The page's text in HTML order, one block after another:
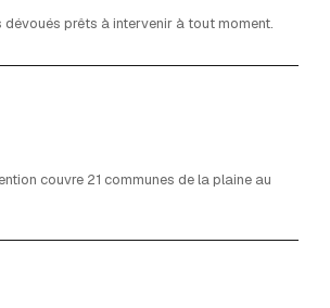
dévoués prêts à intervenir à tout moment.
couvre 21 communes de la plaine au